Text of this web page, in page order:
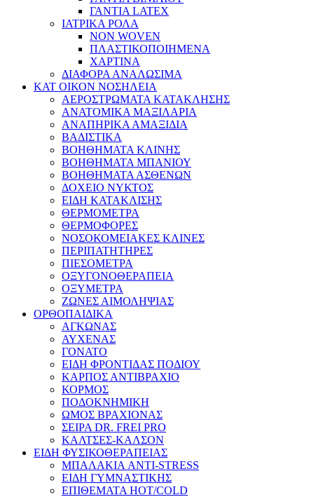
ΓΑΝΤΙΑ LATEX
ΙΑΤΡΙΚΑ ΡΟΛΑ
NON WOVEN
ΠΛΑΣΤΙΚΟΠΟΙΗΜΕΝΑ
ΧΑΡΤΙΝΑ
ΔΙΑΦΟΡΑ ΑΝΑΛΩΣΙΜΑ
ΚΑΤ ΟΙΚΟΝ ΝΟΣΗΛΕΙΑ
ΑΕΡΟΣΤΡΩΜΑΤΑ ΚΑΤΑΚΛΗΣΗΣ
ΑΝΑΤΟΜΙΚΑ ΜΑΞΙΛΑΡΙΑ
ΑΝΑΠΗΡΙΚΑ ΑΜΑΞΙΔΙΑ
ΒΑΔΙΣΤΙΚΑ
ΒΟΗΘΗΜΑΤΑ ΚΛΙΝΗΣ
ΒΟΗΘΗΜΑΤΑ ΜΠΑΝΙΟΥ
ΒΟΗΘΗΜΑΤΑ ΑΣΘΕΝΩΝ
ΔΟΧΕΙΟ ΝΥΚΤΟΣ
ΕΙΔΗ ΚΑΤΑΚΛΙΣΗΣ
ΘΕΡΜΟΜΕΤΡΑ
ΘΕΡΜΟΦΟΡΕΣ
ΝΟΣΟΚΟΜΕΙΑΚΕΣ ΚΛΙΝΕΣ
ΠΕΡΙΠΑΤΗΤΗΡΕΣ
ΠΙΕΣΟΜΕΤΡΑ
ΟΞΥΓΟΝΟΘΕΡΑΠΕΙΑ
ΟΞΥΜΕΤΡΑ
ΖΩΝΕΣ ΑΙΜΟΛΗΨΙΑΣ
ΟΡΘΟΠΑΙΔΙΚΑ
ΑΓΚΩΝΑΣ
ΑΥΧΕΝΑΣ
ΓΟΝΑΤΟ
ΕΙΔΗ ΦΡΟΝΤΙΔΑΣ ΠΟΔΙΟΥ
ΚΑΡΠΟΣ ΑΝΤΙΒΡΑΧΙΟ
ΚΟΡΜΟΣ
ΠΟΔΟΚΝΗΜΙΚΗ
ΩΜΟΣ ΒΡΑΧΙΟΝΑΣ
ΣΕΙΡΑ DR. FREI PRO
ΚΑΛΤΣΕΣ-ΚΑΛΣΟΝ
ΕΙΔΗ ΦΥΣΙΚΟΘΕΡΑΠΕΙΑΣ
ΜΠΑΛΑΚΙΑ ANTI-STRESS
ΕΙΔΗ ΓΥΜΝΑΣΤΙΚΗΣ
ΕΠΙΘΕΜΑΤΑ HOT/COLD